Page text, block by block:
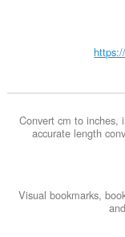
Convert cm to inches,
accurate length
Visual bookmarks,